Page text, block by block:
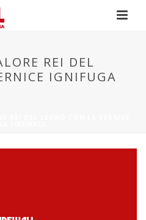
REI DEL
IGNIFUGA